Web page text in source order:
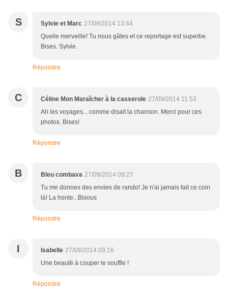
S Sylvie et Marc 27/09/2014 13:44
Quelle merveille! Tu nous gâtes et ce reportage est superbe.
Bises. Sylvie.
Répondre
C Céline Mon Maraîcher à la casserole 27/09/2014 11:53
Ah les voyages... comme disait la chanson. Merci pour ces
photos. Bises!
Répondre
B Bleu combava 27/09/2014 09:27
Tu me donnes des envies de rando! Je n'ai jamais fait ce coin
là! La honte...Bisous
Répondre
I Isabelle 27/09/2014 09:16
Une beauté à couper le souffle !
Répondre